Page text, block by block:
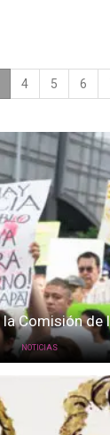
(current)
4 5 6
Comisión de
NOTICIAS